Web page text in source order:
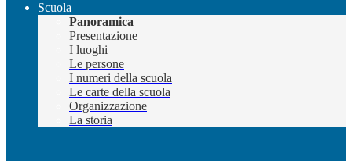
Scuola
Panoramica
Presentazione
I luoghi
Le persone
I numeri della scuola
Le carte della scuola
Organizzazione
La storia